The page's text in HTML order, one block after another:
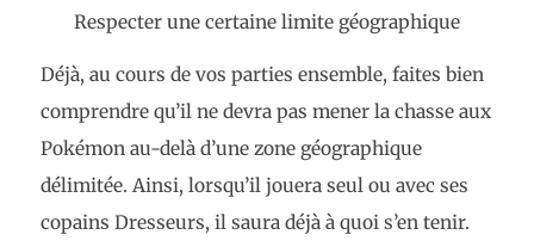
Respecter une certaine limite géographique
Déjà, au cours de vos parties ensemble, faites bien
comprendre qu’il ne devra pas mener la chasse aux
Pokémon au-delà d’une zone géographique
délimitée. Ainsi, lorsqu’il jouera seul ou avec ses
copains Dresseurs, il saura déjà à quoi s’en tenir.